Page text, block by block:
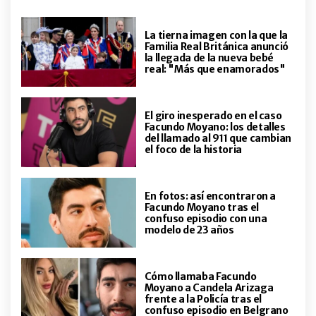
La tierna imagen con la que la
Familia Real Británica anunció
la llegada de la nueva bebé
real: "Más que enamorados"
El giro inesperado en el caso
Facundo Moyano: los detalles
del llamado al 911 que cambian
el foco de la historia
En fotos: así encontraron a
Facundo Moyano tras el
confuso episodio con una
modelo de 23 años
Cómo llamaba Facundo
Moyano a Candela Arizaga
frente a la Policía tras el
confuso episodio en Belgrano
un detox sin pantallas una vez por
semana
LIFESTYLE
Qué significa cuando las hojas
nuevas de una planta salen más
pequeñas que las anteriores
ENTRETENIMIENTO
La tristeza de Cande Tinelli por
una operación a su perrita: “Tengo
pánico”
LIFESTYLE
El truco que ayuda a que el baño
conserve mejor el calor durante el
invierno
LIFESTYLE
6 hábitos simples que te ahorran